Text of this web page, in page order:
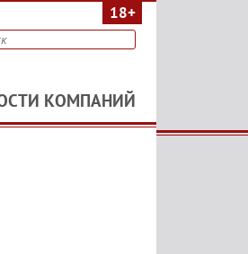
18+
КОМПАНИЙ